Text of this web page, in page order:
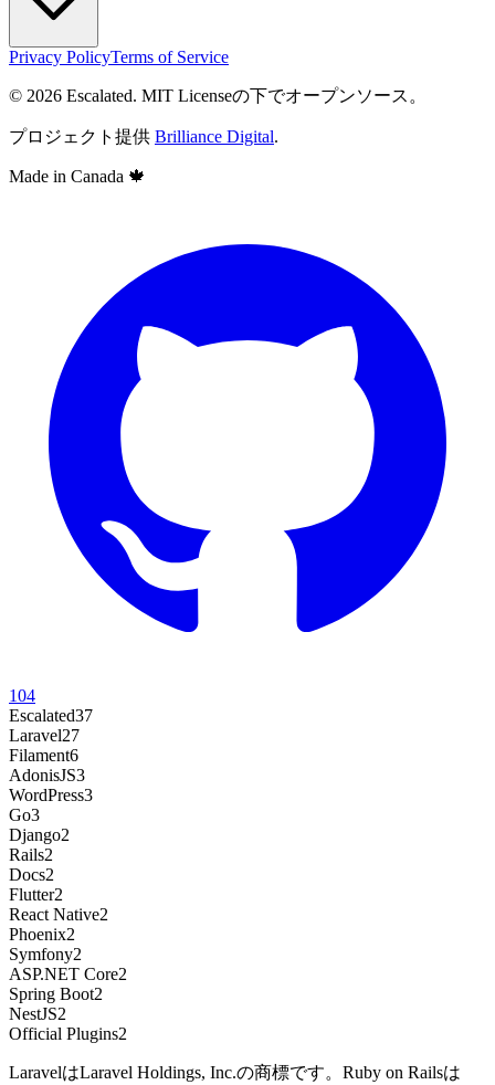
Privacy PolicyTerms of Service
© 2026 Escalated. MIT Licenseの下でオープンソース。
プロジェクト提供 Brilliance Digital.
Made in Canada 🍁
104
Escalated37
Laravel27
Filament6
AdonisJS3
WordPress3
Go3
Django2
Rails2
Docs2
Flutter2
React Native2
Phoenix2
Symfony2
ASP.NET Core2
Spring Boot2
NestJS2
Official Plugins2
LaravelはLaravel Holdings, Inc.の商標です。Ruby on Railsは